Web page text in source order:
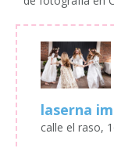
laserna
calle el raso,